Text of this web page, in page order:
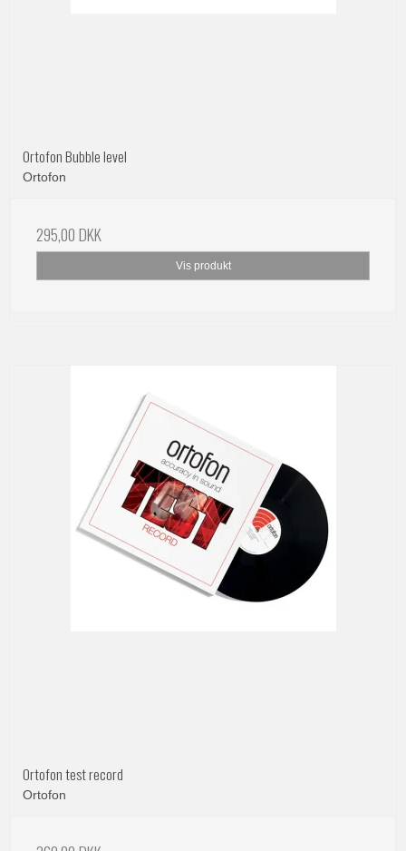
Ortofon Bubble level
Ortofon
295,00 DKK
Vis produkt
Ortofon test record
Ortofon